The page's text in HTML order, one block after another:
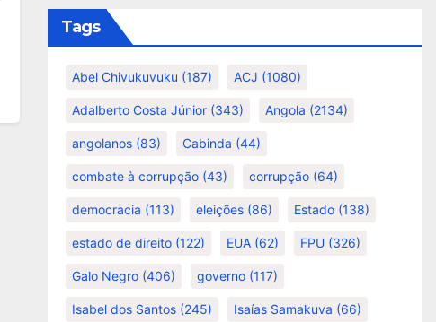
Tags
Abel Chivukuvuku (187) ACJ (1080)
Adalberto Costa Júnior (343) Angola (2134)
angolanos (83) Cabinda (44)
combate à corrupção (43) corrupção (64)
democracia (113) eleições (86) Estado (138)
estado de direito (122) EUA (62) FPU (326)
Galo Negro (406) governo (117)
Isabel dos Santos (245) Isaías Samakuva (66)